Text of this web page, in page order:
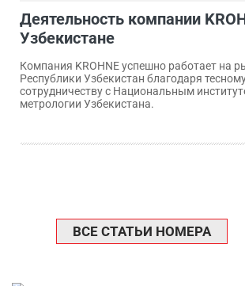
Деятельность компании
Узбекистане
Компания KROHNE успешно работает на
Республики Узбекистан благодаря
сотрудничеству с Национальным
метрологии Узбекистана.
ВСЕ СТАТЬИ НОМЕРА